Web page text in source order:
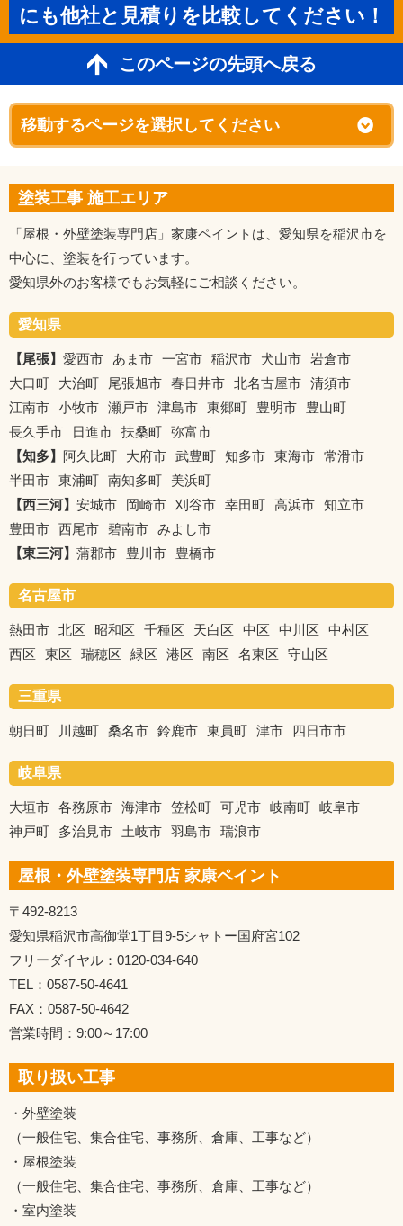
にも他社と見積りを比較してください！
このページの先頭へ戻る
塗装工事 施工エリア
「屋根・外壁塗装専門店」家康ペイントは、愛知県を稲沢市を
中心に、塗装を行っています。
愛知県外のお客様でもお気軽にご相談ください。
愛知県
【尾張】 愛西市 あま市 一宮市 稲沢市 犬山市 岩倉市
大口町
大治町 尾張旭市 春日井市 北名古屋市 清須市
江南市 小牧市 瀬戸市 津島市 東郷町 豊明市
豊山町
長久手市
日進市 扶桑町 弥富市
【知多】 阿久比町 大府市 武豊町 知多市 東海市 常滑市
半田市 東浦町 南知多町
美浜町
【西三河】 安城市 岡崎市 刈谷市 幸田町 高浜市 知立市
豊田市 西尾市 碧南市 みよし市
【東三河】 蒲郡市 豊川市 豊橋市
名古屋市
熱田市 北区 昭和区 千種区 天白区 中区 中川区
中村区
西区
東区 瑞穂区 緑区 港区 南区 名東区 守山区
三重県
朝日町 川越町 桑名市 鈴鹿市 東員町 津市 四日市市
岐阜県
大垣市 各務原市 海津市 笠松町 可児市 岐南町 岐阜市
神戸町
多治見市 土岐市 羽島市 瑞浪市
屋根・外壁塗装専門店 家康ペイント
〒492-8213
愛知県稲沢市高御堂1丁目9-5シャトー国府宮102
フリーダイヤル：0120-034-640
TEL：0587-50-4641
FAX：0587-50-4642
営業時間：9:00～17:00
取り扱い工事
・外壁塗装
（一般住宅、集合住宅、事務所、倉庫、工事など）
・屋根塗装
（一般住宅、集合住宅、事務所、倉庫、工事など）
・室内塗装